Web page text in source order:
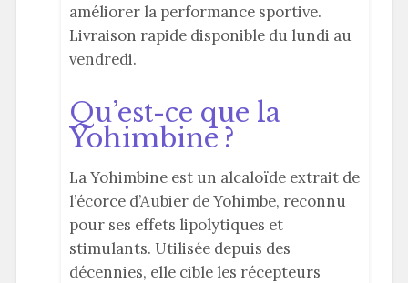
améliorer la performance sportive.
Livraison rapide disponible du lundi au
vendredi.
Qu’est-ce que la
Yohimbine ?
La Yohimbine est un alcaloïde extrait de
l’écorce d’Aubier de Yohimbe, reconnu
pour ses effets lipolytiques et
stimulants. Utilisée depuis des
décennies, elle cible les récepteurs